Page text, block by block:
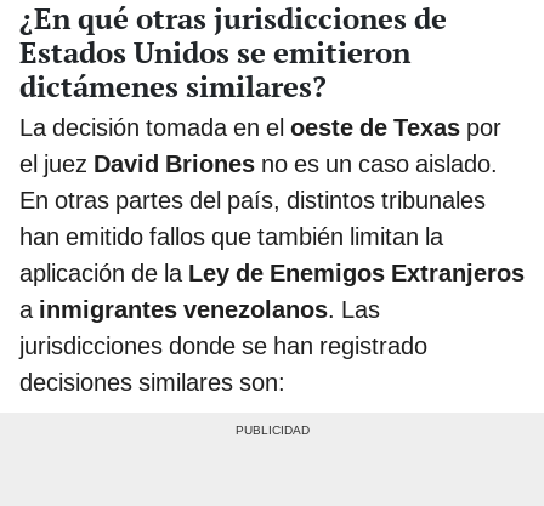
¿En qué otras jurisdicciones de
Estados Unidos se emitieron
dictámenes similares?
La decisión tomada en el oeste de Texas por
el juez David Briones no es un caso aislado.
En otras partes del país, distintos tribunales
han emitido fallos que también limitan la
aplicación de la Ley de Enemigos Extranjeros
a inmigrantes venezolanos. Las
jurisdicciones donde se han registrado
decisiones similares son: